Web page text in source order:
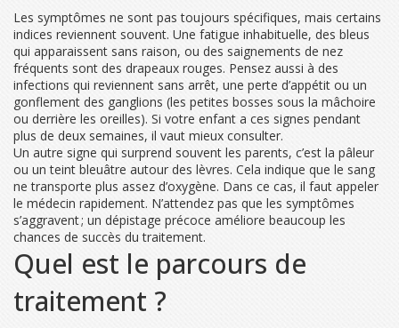
Les symptômes ne sont pas toujours spécifiques, mais certains
indices reviennent souvent. Une fatigue inhabituelle, des bleus
qui apparaissent sans raison, ou des saignements de nez
fréquents sont des drapeaux rouges. Pensez aussi à des
infections qui reviennent sans arrêt, une perte d’appétit ou un
gonflement des ganglions (les petites bosses sous la mâchoire
ou derrière les oreilles). Si votre enfant a ces signes pendant
plus de deux semaines, il vaut mieux consulter.
Un autre signe qui surprend souvent les parents, c’est la pâleur
ou un teint bleuâtre autour des lèvres. Cela indique que le sang
ne transporte plus assez d’oxygène. Dans ce cas, il faut appeler
le médecin rapidement. N’attendez pas que les symptômes
s’aggravent ; un dépistage précoce améliore beaucoup les
chances de succès du traitement.
Quel est le parcours de
traitement ?